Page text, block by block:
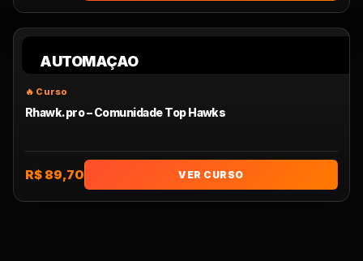
AUTOMAÇAO
Rhawk.pro – Comunidade Top Hawks
R$ 89,70 VER CURSO